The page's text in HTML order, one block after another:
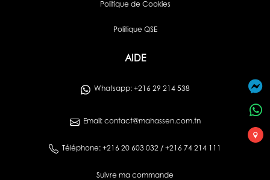
Politique de Cookies
Politique QSE
AIDE
Whatsapp: +216 29 214 538
Email: contact@mahassen.com.tn
Téléphone: +216 20 603 032 / +216 74 214 111
Suivre ma commande